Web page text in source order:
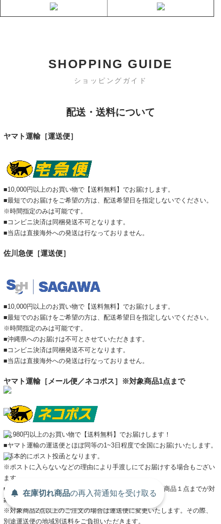
SHOPPING GUIDE
ショッピングガイド
配送・送料について
ヤマト運輸［運送便］
■10,000円以上のお買い物で【送料無料】でお届けします。
■最短でのお届けをご希望の方は、配送希望日を指定しないでください。
※時間指定のみは可能です。
■コンビニ決済は同梱発送不可となります。
■当店は直接海外への発送は行なっておりません。
佐川急便［運送便］
■10,000円以上のお買い物で【送料無料】でお届けします。
■最短でのお届けをご希望の方は、配送希望日を指定しないでください。
※時間指定のみは可能です。
■沖縄県へのお届けは不可とさせていただきます。
■コンビニ決済は同梱発送不可となります。
■当店は直接海外への発送は行なっておりません。
ヤマト運輸［メール便／ネコポス］※対象商品1点まで
■3,980円以上のお買い物で【送料無料】でお届けします！
■ヤマト運輸の運送便とほぼ同等の1~3日程度で全国にお届けいたします。
■基本的にポスト投函となります。
※ポストに入らないなどの理由により手渡しにてお届けする場合もござい
ます。
■Tシャツ・長袖Tシャツ・小物などA4サイズで厚さ3cm商品１点までが対
象です。
※対象商品2点以上のご注文の場合は運送便に変更いたします。その際、
別途運送便の地域別送料をご負担いただきます。
在庫切れ商品の再入荷通知を受け取る